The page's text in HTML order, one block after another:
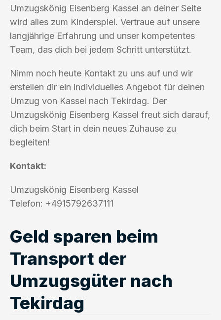
Umzugskönig Eisenberg Kassel an deiner Seite
wird alles zum Kinderspiel. Vertraue auf unsere
langjährige Erfahrung und unser kompetentes
Team, das dich bei jedem Schritt unterstützt.
Nimm noch heute Kontakt zu uns auf und wir
erstellen dir ein individuelles Angebot für deinen
Umzug von Kassel nach Tekirdag. Der
Umzugskönig Eisenberg Kassel freut sich darauf,
dich beim Start in dein neues Zuhause zu
begleiten!
Kontakt:
Umzugskönig Eisenberg Kassel
Telefon: +4915792637111
Geld sparen beim
Transport der
Umzugsgüter nach
Tekirdag